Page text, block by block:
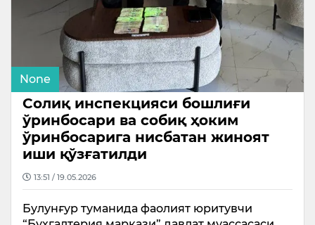
None
Солиқ инспекцияси бошлиғи
ўринбосари ва собиқ ҳоким
ўринбосарига нисбатан жиноят
иши қўзғатилди
13:51 / 19.05.2026
Булунғур туманида фаолият юритувчи